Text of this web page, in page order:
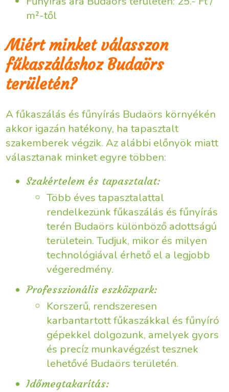
m²-től
Miért minket válasszon
fűkaszáláshoz Budaörs
területén?
A fűkaszálás és fűnyírás Budaörs környékén
akkor igazán hatékony, ha tapasztalt
szakemberek végzik. Az alábbi előnyök miatt
választanak minket egyre többen:
Szakértelem és tapasztalat:
Több éves tapasztalattal
rendelkezünk fűkaszálás és fűnyírás
terén Budaörs különböző adottságú
területein. Tudjuk, mikor és milyen
technológiával érhető el a legjobb
végeredmény.
Professzionális eszközpark:
Korszerű, rendszeresen
karbantartott fűkaszákkal és fűnyíró
gépekkel dolgozunk, amelyek gyors
és precíz munkavégzést tesznek
lehetővé Budaörs területén.
Időmegtakarítás: